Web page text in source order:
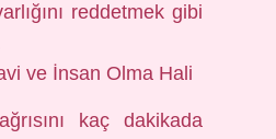
reddetmek gibi
ve İnsan Olma Hali
kaç dakikada